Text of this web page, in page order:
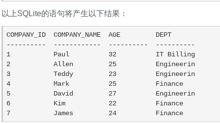
以上SQLite的语句将产生以下结果：
COMPANY_ID  COMPANY_NAME  AGE         DEPT
----------  ------------  ----------  ----------
1           Paul          32          IT Billing
2           Allen         25          Engineerin
3           Teddy         23          Engineerin
4           Mark          25          Finance
5           David         27          Engineerin
6           Kim           22          Finance
7           James         24          Finance